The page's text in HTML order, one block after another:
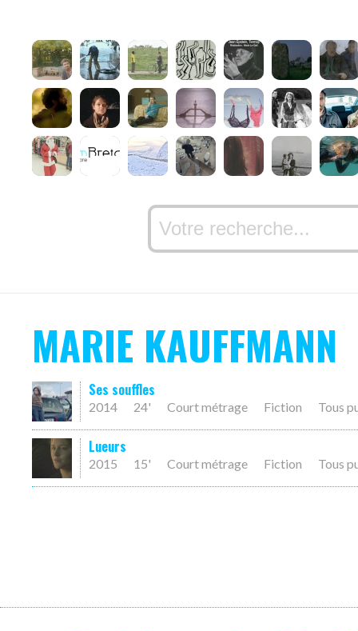
MARIE KAUFFMANN
Ses souffles
2014 24' Court métrage Fiction Tous
Lueurs
2015 15' Court métrage Fiction Tous